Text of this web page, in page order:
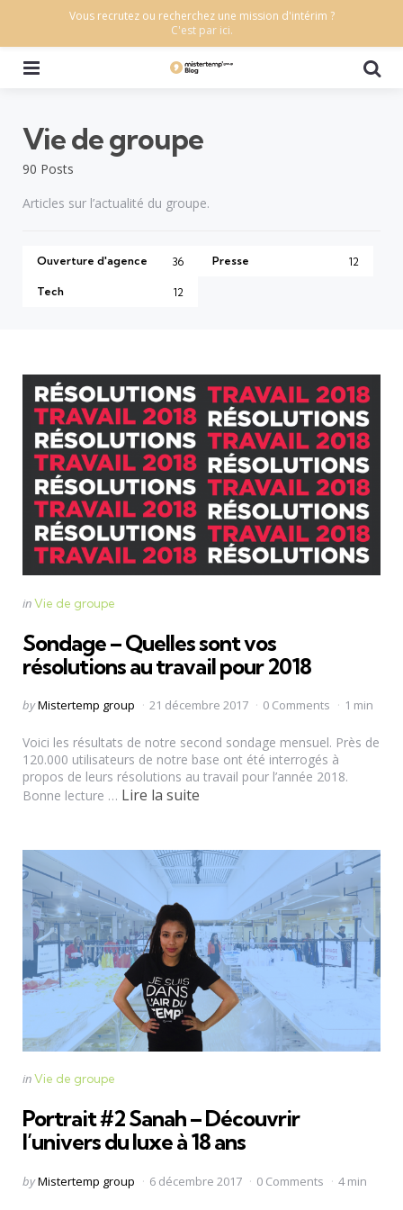
90 Posts
Vie de groupe
Articles sur l’actualité du groupe.
Ouverture d'agence 36 Presse 12
Tech 12
Categories
Posted
inVie de groupe
Sondage – Quelles sont vos
résolutions au travail pour 2018
Posted
byMistertemp group 21 décembre 2017 0 Comments 1 min
Voici les résultats de notre second sondage mensuel. Près de
120.000 utilisateurs de notre base ont été interrogés à
propos de leurs résolutions au travail pour l’année 2018.
Bonne lecture … Lire la suite
Categories
Posted
inVie de groupe
Portrait #2 Sanah – Découvrir
l’univers du luxe à 18 ans
Posted
byMistertemp group 6 décembre 2017 0 Comments 4 min
Vous recrutez ou recherchez une mission d'intérim ?
C'est par ici.